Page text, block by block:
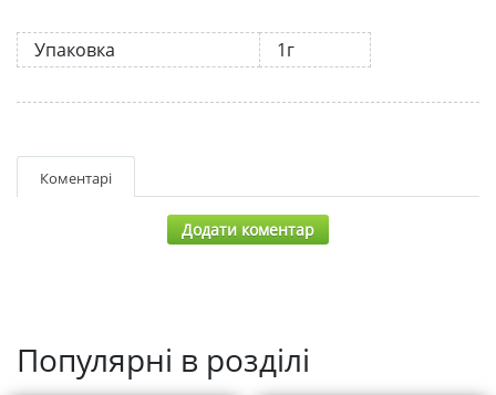
Упаковка 1г
Коментарі
Додати коментар
Популярні в розділі